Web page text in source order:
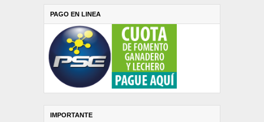
PAGO EN LINEA
IMPORTANTE